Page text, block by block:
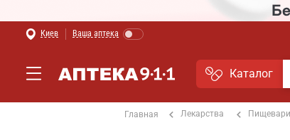
Киев Ваша аптека
Каталог
Главная Лекарства